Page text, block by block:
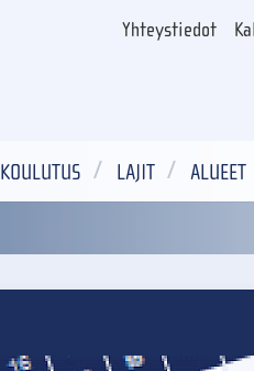
Yhteystiedot
KOULUTUS LAJIT ALUEET